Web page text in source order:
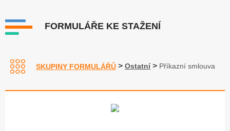
FORMULÁŘE KE STAŽENÍ
SKUPINY FORMULÁŘŮ > Ostatní > Příkazní smlouva